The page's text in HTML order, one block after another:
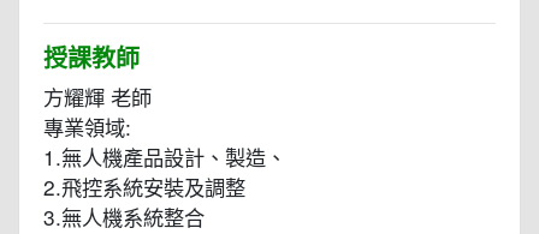
授課教師
方耀輝 老師
專業領域:
1.無人機產品設計、製造、
2.飛控系統安裝及調整
3.無人機系統整合